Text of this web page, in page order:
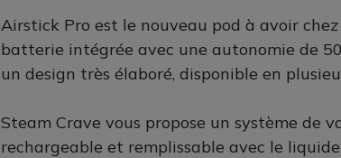
Airstick Pro est le nouveau pod à avoir chez
batterie intégrée avec une autonomie de
un design très élaboré, disponible en
Steam Crave vous propose un système de
rechargeable et remplissable avec le